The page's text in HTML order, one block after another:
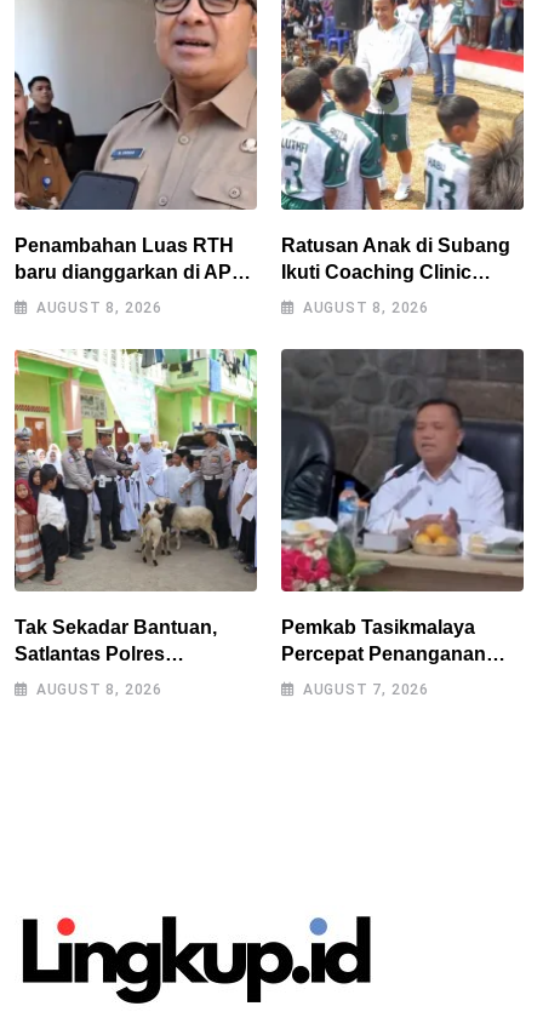
Penambahan Luas RTH
baru dianggarkan di APBD
2027, Walikota tidak
AUGUST 8, 2026
Ratusan Anak di Subang
Ikuti Coaching Clinic
Bersama Legenda Persib
AUGUST 8, 2026
Tak Sekadar Bantuan,
Satlantas Polres
Tasikmalaya Dorong
AUGUST 8, 2026
Pemkab Tasikmalaya
Percepat Penanganan
Kekeringan, Sumur Bor
AUGUST 7, 2026